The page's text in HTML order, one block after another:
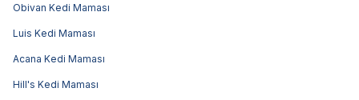
Obivan Kedi Maması
Luis Kedi Maması
Acana Kedi Maması
Hill's Kedi Maması